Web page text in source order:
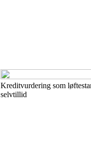
Kreditvurdering som
selvtillid